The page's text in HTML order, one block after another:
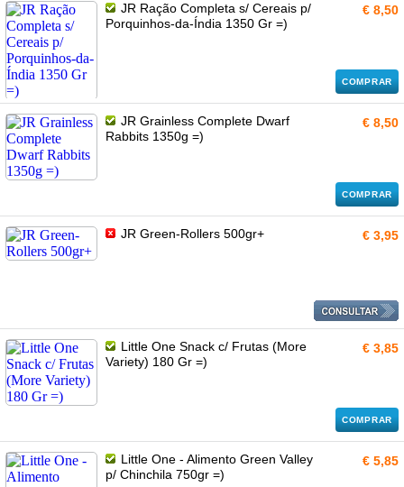
JR Ração Completa s/ Cereais p/
Porquinhos-da-Índia 1350 Gr =)
€ 8,50
COMPRAR
JR Grainless Complete Dwarf
Rabbits 1350g =)
€ 8,50
COMPRAR
JR Green-Rollers 500gr+ € 3,95
Little One Snack c/ Frutas (More
Variety) 180 Gr =)
€ 3,85
COMPRAR
Little One - Alimento Green Valley
p/ Chinchila 750gr =)
€ 5,85